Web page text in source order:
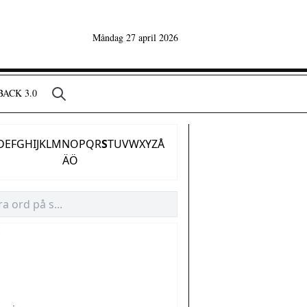
Måndag 27 april 2026
3.0
EFGHIJKLMNOPQRSTUVWXYZÅ
ÄÖ